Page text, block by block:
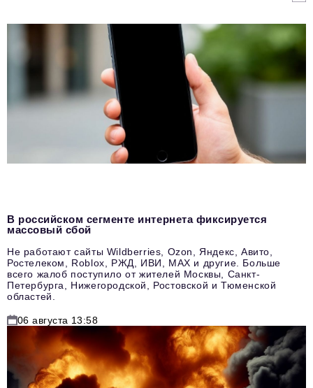
В российском сегменте интернета фиксируется
массовый сбой
Не работают сайты Wildberries, Ozon, Яндекс, Авито,
Ростелеком, Roblox, РЖД, ИВИ, MAX и другие. Больше
всего жалоб поступило от жителей Москвы, Санкт-
Петербурга, Нижегородской, Ростовской и Тюменской
областей.
06 августа 13:58